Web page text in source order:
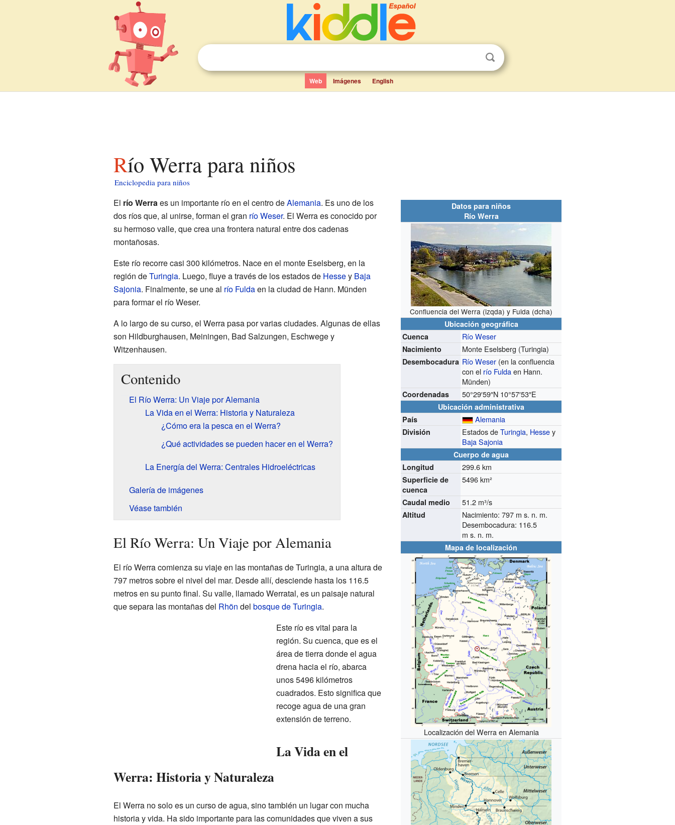
Web Imágenes English
Río Werra para niños
Enciclopedia para niños
Datos para niños
Río Werra
Confluencia del Werra (izqda) y Fulda (dcha)
Ubicación geográfica
Cuenca
Río Weser
Nacimiento Monte Eselsberg (Turingia)
Desembocadura Río Weser (en la confluencia
con el río Fuldaen Hann.
Münden)
Coordenadas 50°29′59″N 10°57′53″E
Ubicación administrativa
País
Alemania
División Estados deTuringia, Hessey
Baja Sajonia
Cuerpo de agua
Longitud
299.6 km
Superficie de
cuenca
5496 km²
Caudal medio 51.2 m³/s
Altitud Nacimiento: 797 m s. n. m.
Desembocadura: 116.5
m s. n. m.
Mapa de localización
Localización del Werra en Alemania
El río Werraes un importante río en el centro deAlemania. Es uno de los
dos ríos que, al unirse, forman el gran río Weser. El Werra es conocido por
su hermoso valle, que crea una frontera natural entre dos cadenas
montañosas.
Este río recorre casi 300 kilómetros. Nace en el monte Eselsberg, en la
región deTuringia. Luego, fluye a través de los estados de Hessey Baja
Sajonia. Finalmente, se une al río Fuldaen la ciudad de Hann. Münden
para formar el río Weser.
A lo largo de su curso, el Werra pasa por varias ciudades. Algunas de ellas
son Hildburghausen, Meiningen, Bad Salzungen, Eschwege y
Witzenhausen.
Contenido
El Río Werra: Un Viaje por Alemania
La Vida en el Werra: Historia y Naturaleza
¿Cómo era la pesca en el Werra?
¿Qué actividades se pueden hacer en el Werra?
La Energía del Werra: Centrales Hidroeléctricas
Galería de imágenes
Véase también
El Río Werra: Un Viaje por Alemania
El río Werra comienza su viaje en las montañas de Turingia, a una altura de
797 metros sobre el nivel del mar. Desde allí, desciende hasta los 116.5
metros en su punto final. Su valle, llamado Werratal, es un paisaje natural
que separa las montañas del Rhön del bosque de Turingia.
Este río es vital para la
región. Su cuenca, que es el
área de tierra donde el agua
drena hacia el río, abarca
unos 5496 kilómetros
cuadrados. Esto significa que
recoge agua de una gran
extensión de terreno.
La Vida en el
Werra: Historia y Naturaleza
El Werra no solo es un curso de agua, sino también un lugar con mucha
historia y vida. Ha sido importante para las comunidades que viven a sus